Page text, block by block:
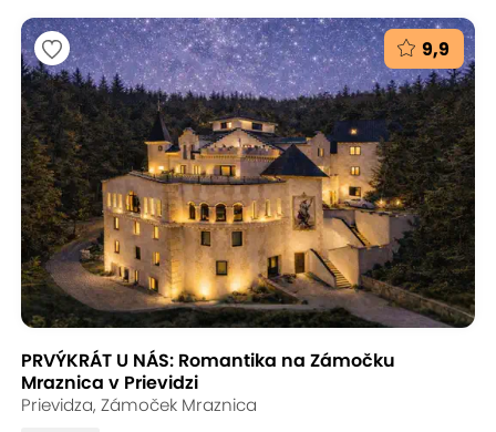
9,9
PRVÝKRÁT U NÁS: Romantika na Zámočku
Mraznica v Prievidzi
Prievidza, Zámoček Mraznica